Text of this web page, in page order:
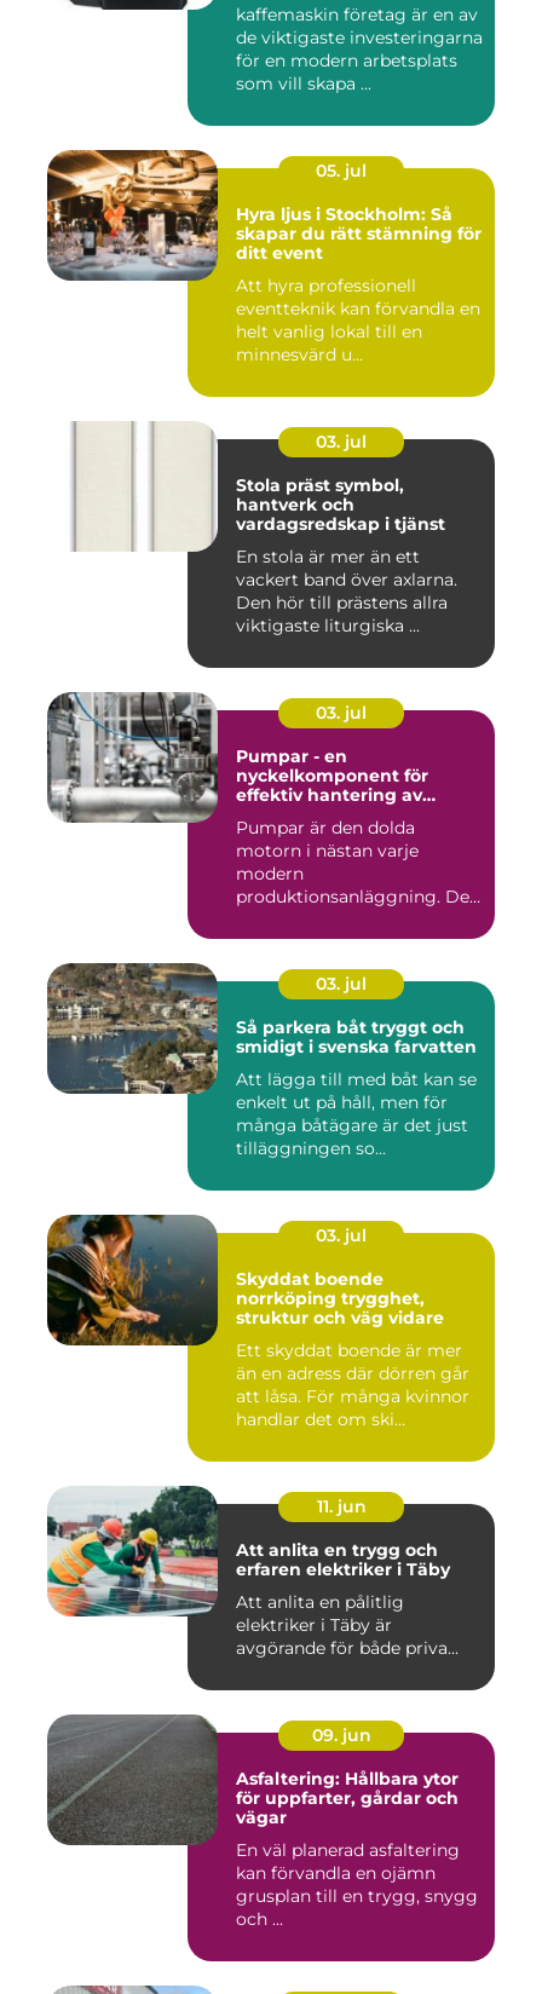
kaffemaskin företag är en av
de viktigaste investeringarna
för en modern arbetsplats
som vill skapa ...
05. jul
Hyra ljus i Stockholm: Så
skapar du rätt stämning för
ditt event
Att hyra professionell
eventteknik kan förvandla en
helt vanlig lokal till en
minnesvärd u...
03. jul
Stola präst symbol,
hantverk och
vardagsredskap i tjänst
En stola är mer än ett
vackert band över axlarna.
Den hör till prästens allra
viktigaste liturgiska ...
03. jul
Pumpar - en
nyckelkomponent för
effektiv hantering av
Pumpar är den dolda
motorn i nästan varje
modern
produktionsanläggning. De
03. jul
Så parkera båt tryggt och
smidigt i svenska farvatten
Att lägga till med båt kan se
enkelt ut på håll, men för
många båtägare är det just
tilläggningen so...
03. jul
Skyddat boende
norrköping trygghet,
struktur och väg vidare
Ett skyddat boende är mer
än en adress där dörren går
att låsa. För många kvinnor
handlar det om ski...
11. jun
Att anlita en trygg och
erfaren elektriker i Täby
Att anlita en pålitlig
elektriker i Täby är
avgörande för både priva...
09. jun
Asfaltering: Hållbara ytor
för uppfarter, gårdar och
vägar
En väl planerad asfaltering
kan förvandla en ojämn
grusplan till en trygg, snygg
och ...